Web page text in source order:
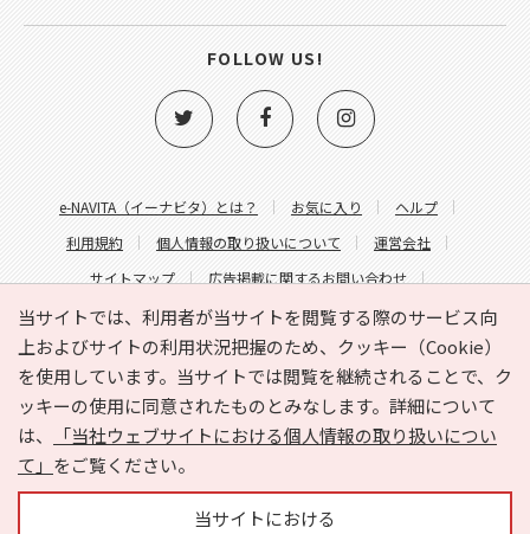
当サイトでは、利用者が当サイトを閲覧する際のサービス向
上およびサイトの利用状況把握のため、クッキー（Cookie）
を使用しています。当サイトでは閲覧を継続されることで、ク
ッキーの使用に同意されたものとみなします。詳細について
は、
「当社ウェブサイトにおける個人情報の取り扱いについ
て」 をご覧ください。
当サイトにおける
e-NAVITA（イーナビタ）とは？ お気に入り
ヘルプ
利用規約
個人情報の取り扱いについて
運営会社
サイトマップ
広告掲載に関するお問い合わせ
サイトの内容に関するお問い合わせ
FOLLOW US!
Copyright © HYOJITO.Co.,Ltd. All Rights Reserved.